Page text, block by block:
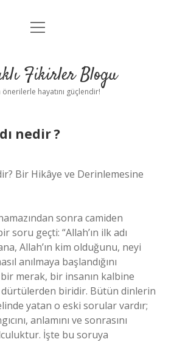
Anasayfa
Yasal Uyarı
menüyü
Fikirler Blogu
önerilerle hayatını güçlendir!
nedir ?
Bir Hikâye ve Derinlemesine
sonra camiden
soru geçti: “Allah’ın ilk adı
Allah’ın kim olduğunu, neyi
anılmaya başlandığını
merak, bir insanın kalbine
biridir. Bütün dinlerin
yatan o eski sorular vardır;
anlamını ve sonrasını
İşte bu soruya